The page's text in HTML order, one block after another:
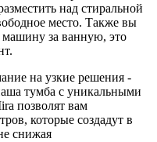
над стиральной
место. Также вы
за ванную, это
на узкие решения -
тумба с уникальными
позволят вам
которые создадут в
снижая